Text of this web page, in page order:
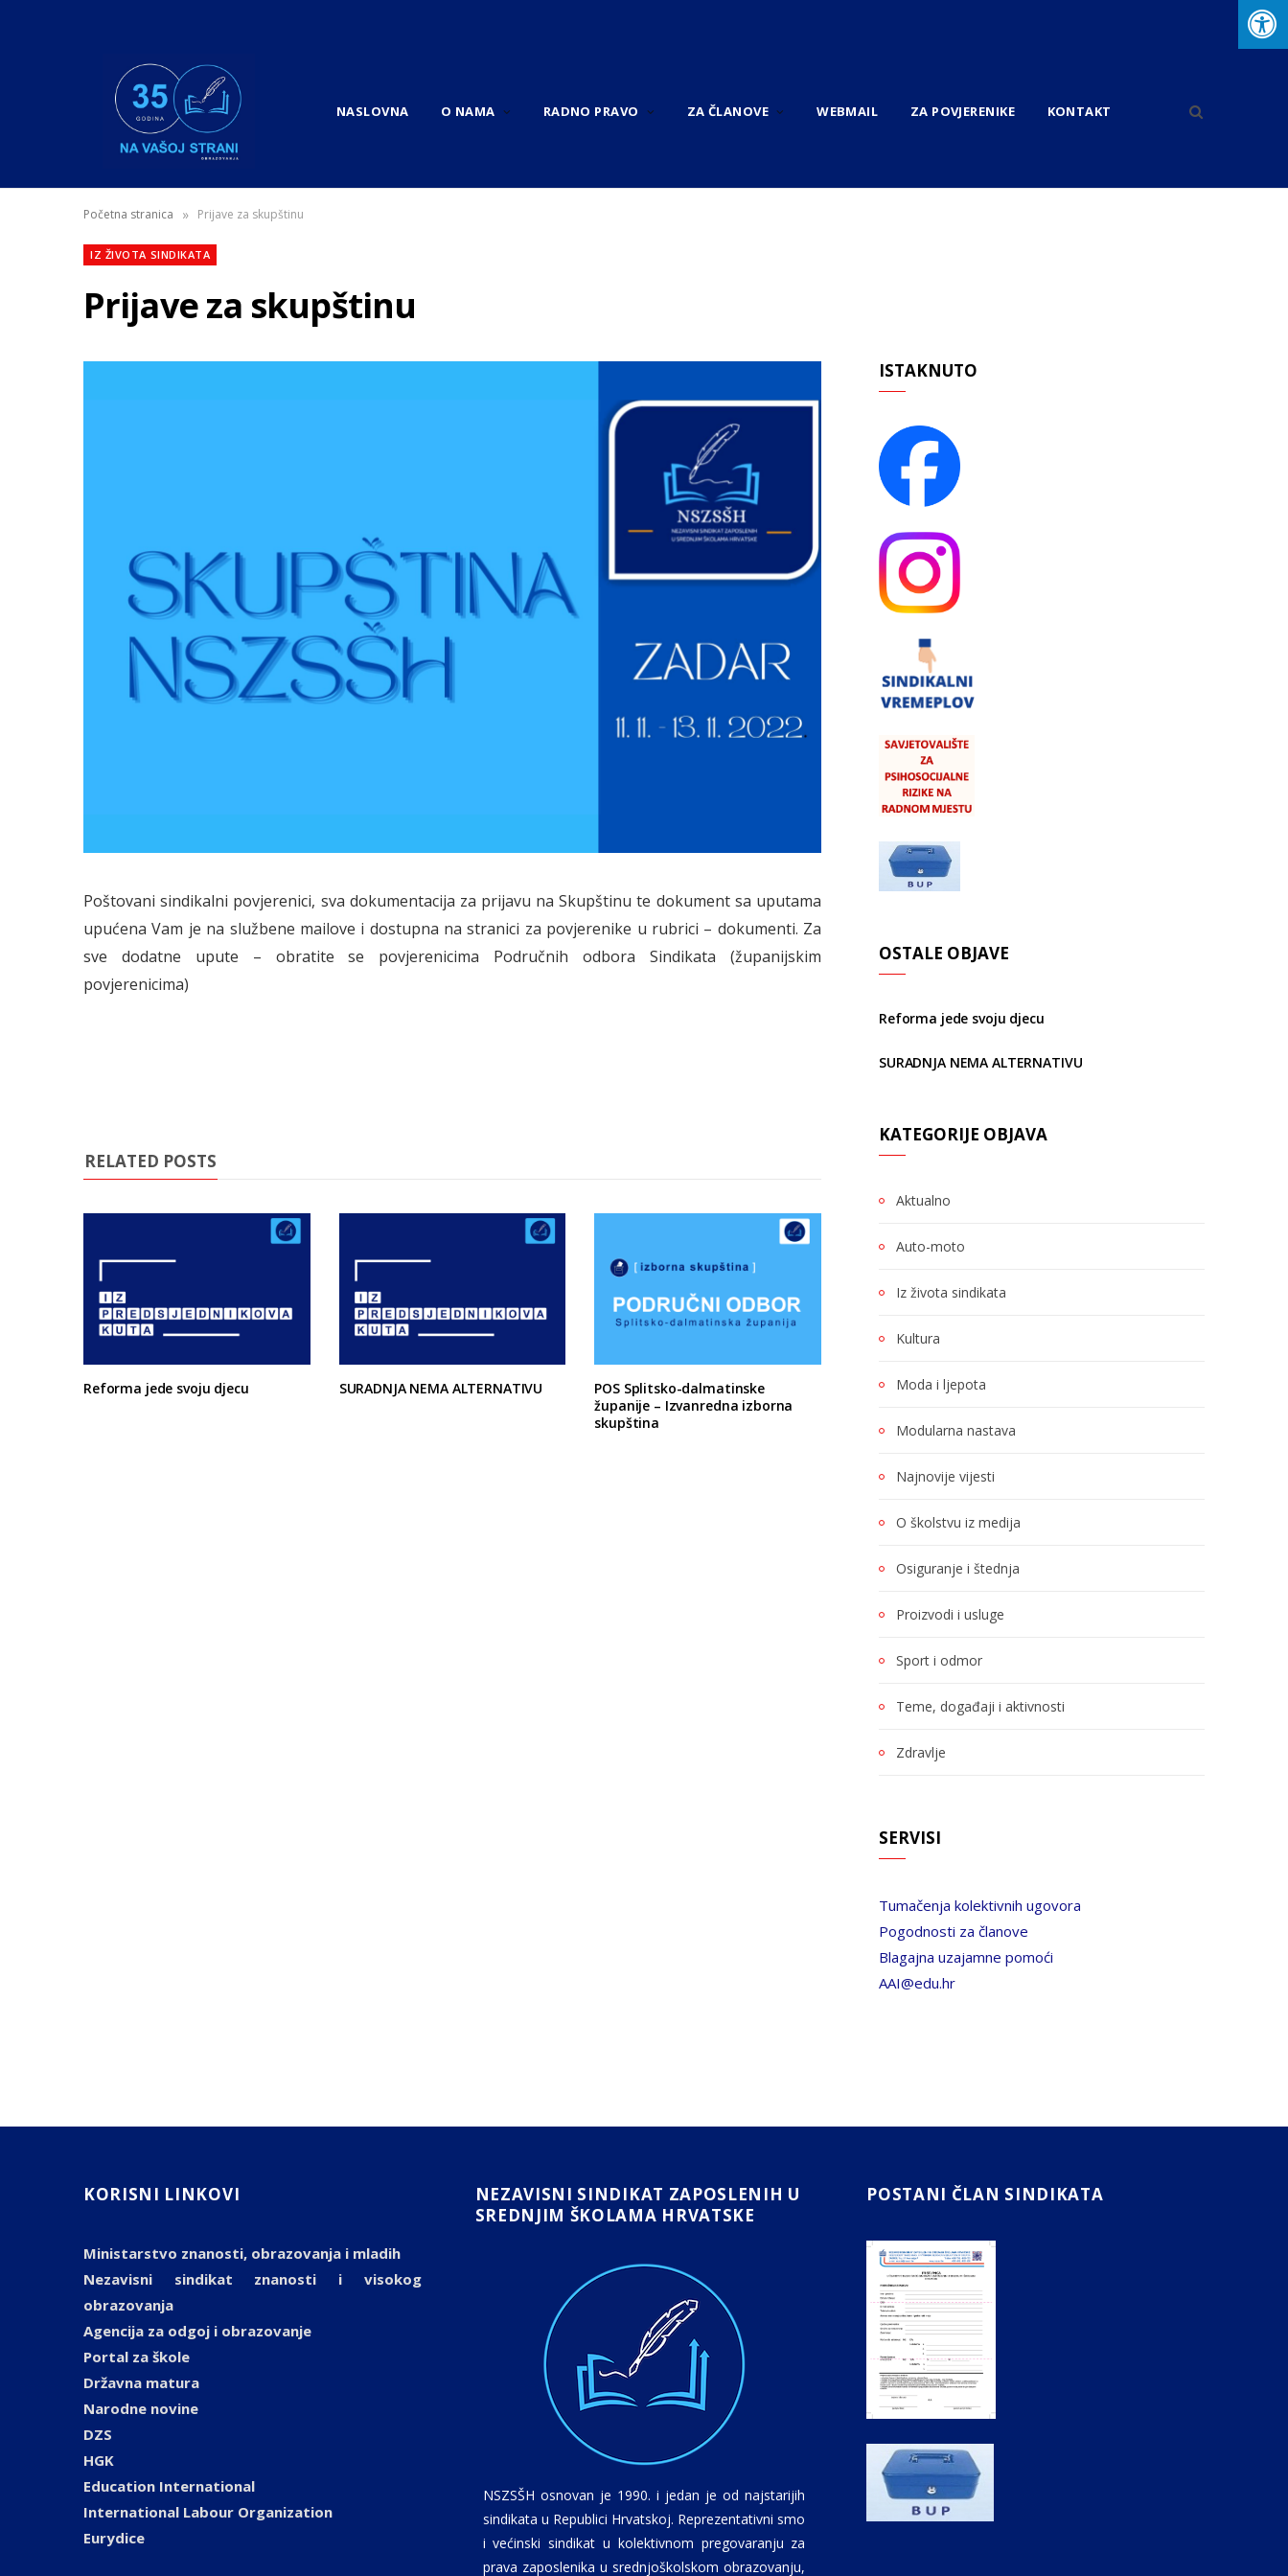
NASLOVNA O NAMA RADNO PRAVO ZA ČLANOVE WEBMAIL ZA POVJERENIKE KONTAKT
Početna stranica » Prijave za skupštinu
IZ ŽIVOTA SINDIKATA
Prijave za skupštinu
Poštovani sindikalni povjerenici, sva dokumentacija za prijavu na Skupštinu te dokument sa uputama
upućena Vam je na službene mailove i dostupna na stranici za povjerenike u rubrici – dokumenti. Za
sve dodatne upute – obratite se povjerenicima Područnih odbora Sindikata (županijskim
povjerenicima)
RELATED POSTS
Reforma jede svoju djecu SURADNJA NEMA ALTERNATIVU
POS Splitsko-dalmatinske
županije – Izvanredna izborna
skupština
ISTAKNUTO
OSTALE OBJAVE
Reforma jede svoju djecu
SURADNJA NEMA ALTERNATIVU
KATEGORIJE OBJAVA
Aktualno
Auto-moto
Iz života sindikata
Kultura
Moda i ljepota
Modularna nastava
Najnovije vijesti
O školstvu iz medija
Osiguranje i štednja
Proizvodi i usluge
Sport i odmor
Teme, događaji i aktivnosti
Zdravlje
SERVISI
Tumačenja kolektivnih ugovora
Pogodnosti za članove
Blagajna uzajamne pomoći
AAI@edu.hr
KORISNI LINKOVI
Ministarstvo znanosti, obrazovanja i mladih
Nezavisni sindikat znanosti i visokog
obrazovanja
Agencija za odgoj i obrazovanje
Portal za škole
Državna matura
Narodne novine
DZS
HGK
Education International
International Labour Organization
Eurydice
NEZAVISNI SINDIKAT ZAPOSLENIH U
SREDNJIM ŠKOLAMA HRVATSKE
NSZSŠH osnovan je 1990. i jedan je od najstarijih
sindikata u Republici Hrvatskoj. Reprezentativni smo
i većinski sindikat u kolektivnom pregovaranju za
prava zaposlenika u srednjoškolskom obrazovanju,
POSTANI ČLAN SINDIKATA